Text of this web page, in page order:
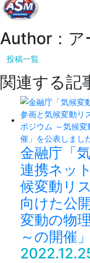
Author：ア
投稿一覧
関連する記
金融庁「
連携ネッ
候変動リ
向けた公
変動の物
～の開催